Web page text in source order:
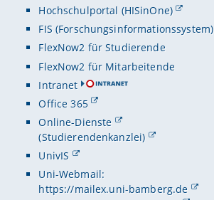
Hochschulportal (HISinOne)
FIS (Forschungsinformationssystem)
FlexNow2 für Studierende
FlexNow2 für Mitarbeitende
Intranet
Office 365
Online-Dienste
(Studierendenkanzlei)
UnivIS
Uni-Webmail:
https://mailex.uni-bamberg.de